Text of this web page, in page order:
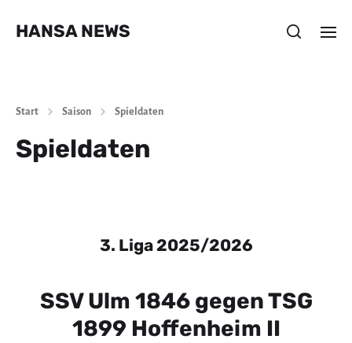
HANSA NEWS
Start Saison Spieldaten
Spieldaten
3. Liga 2025/2026
SSV Ulm 1846 gegen TSG
1899 Hoffenheim II